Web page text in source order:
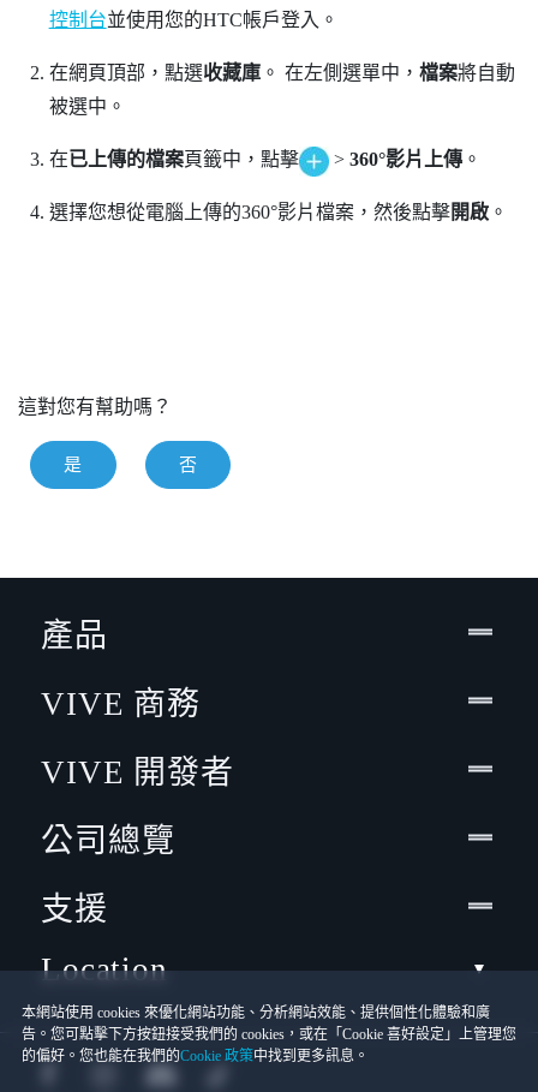
控制台並使用您的HTC帳戶登入。
在網頁頂部，點選收藏庫。 在左側選單中， 檔案將自動
被選中。
在已上傳的檔案頁籤中，點擊 > 360°影片上傳。
選擇您想從電腦上傳的360°影片檔案，然後點擊開啟。
這對您有幫助嗎？
是 否
本網站使用 cookies 來優化網站功能、分析網站效能、提供個性化體驗和廣
告。您可點擊下方按鈕接受我們的 cookies，或在「Cookie 喜好設定」上管理您
的偏好。您也能在我們的Cookie 政策中找到更多訊息。
產品
VIVE 商務
VIVE 開發者
公司總覽
支援
Location